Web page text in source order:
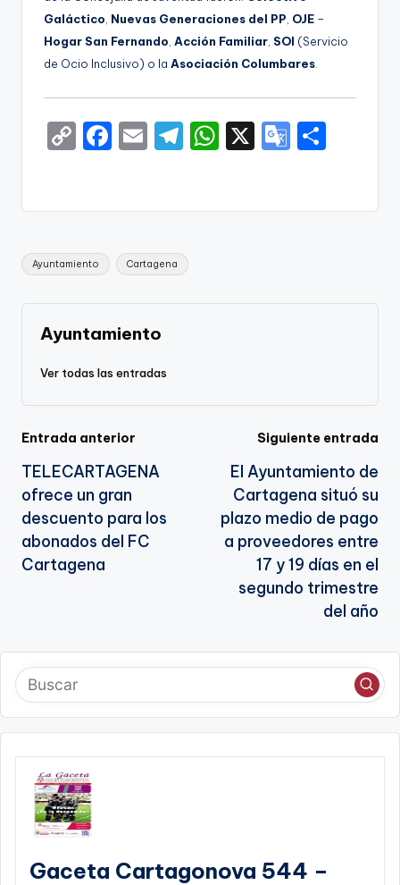
Galáctico Nuevas Generaciones del PP OJE –
Hogar San Fernando Acción Familiar SOI (Servicio
de Ocio Inclusivo) o la Asociación Columbares
C
y
Li
n
k
F
e
b
o
o
k
E
l
T
gr
a
m
W
ts
p
X
G
gl
a
e
Etiquetas:
Ayuntamiento Cartagena
Ayuntamiento
Ver todas las entradas
Navegación
de
entradas
Entrada anterior
TELECARTAGENA
ofrece un gran
descuento para los
abonados del FC
Cartagena
Siguiente entrada
El Ayuntamiento de
Cartagena situó su
plazo medio de pago
a proveedores entre
17 y 19 días en el
segundo trimestre
del año
Gaceta Cartagonova 544 –